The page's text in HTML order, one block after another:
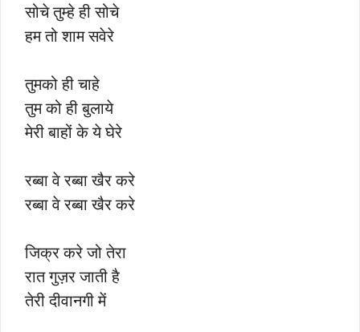
सोचे तुम्हे ही सोचे
हम तो शाम सवेरे
तुमको ही चाहे
तुम को ही बुलाये
मेरी बाहों के ये घेरे
रब्बा वे रब्बा खैर करे
रब्बा वे रब्बा खैर करे
जिक्र करे जो तेरा
रात गुज़र जाती है
तेरी दीवानगी में